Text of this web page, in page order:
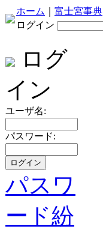
ホーム 富士宮事典
ログイン
ログ
イン
ユーザ名:
パスワード:
パスワ
ード紛